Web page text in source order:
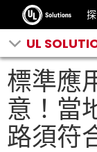
UL
標準應
意！當
路須符